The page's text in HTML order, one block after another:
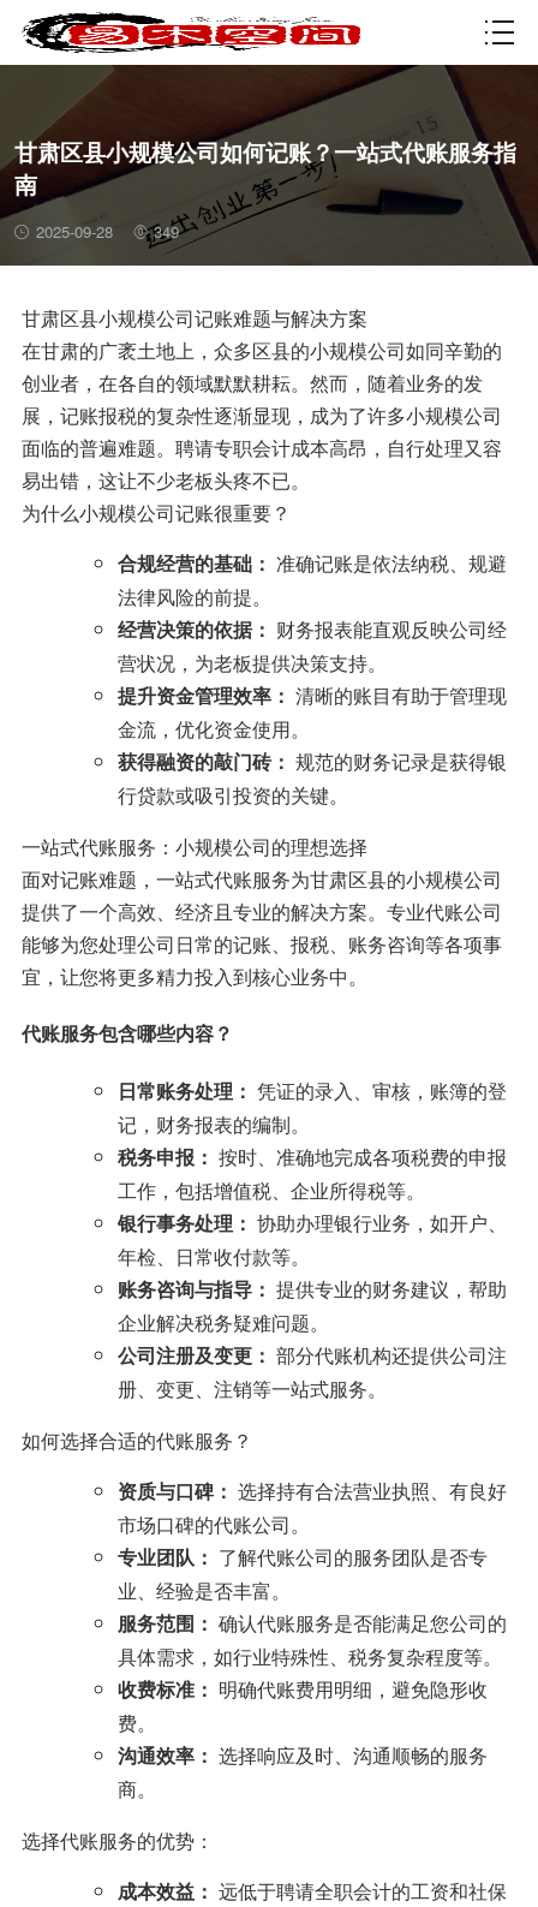
资质许可
甘肃区县小规模公司如何记账？一站式代账服务指
南
2025-09-28 349
甘肃区县小规模公司记账难题与解决方案
在甘肃的广袤土地上，众多区县的小规模公司如同辛勤的
创业者，在各自的领域默默耕耘。然而，随着业务的发
展，记账报税的复杂性逐渐显现，成为了许多小规模公司
面临的普遍难题。聘请专职会计成本高昂，自行处理又容
易出错，这让不少老板头疼不已。
为什么小规模公司记账很重要？
合规经营的基础： 准确记账是依法纳税、规避
法律风险的前提。
经营决策的依据： 财务报表能直观反映公司经
营状况，为老板提供决策支持。
提升资金管理效率： 清晰的账目有助于管理现
金流，优化资金使用。
获得融资的敲门砖： 规范的财务记录是获得银
行贷款或吸引投资的关键。
一站式代账服务：小规模公司的理想选择
面对记账难题，一站式代账服务为甘肃区县的小规模公司
提供了一个高效、经济且专业的解决方案。专业代账公司
能够为您处理公司日常的记账、报税、账务咨询等各项事
宜，让您将更多精力投入到核心业务中。
代账服务包含哪些内容？
日常账务处理： 凭证的录入、审核，账簿的登
记，财务报表的编制。
税务申报： 按时、准确地完成各项税费的申报
工作，包括增值税、企业所得税等。
银行事务处理： 协助办理银行业务，如开户、
年检、日常收付款等。
账务咨询与指导： 提供专业的财务建议，帮助
企业解决税务疑难问题。
公司注册及变更： 部分代账机构还提供公司注
册、变更、注销等一站式服务。
如何选择合适的代账服务？
资质与口碑： 选择持有合法营业执照、有良好
市场口碑的代账公司。
专业团队： 了解代账公司的服务团队是否专
业、经验是否丰富。
服务范围： 确认代账服务是否能满足您公司的
具体需求，如行业特殊性、税务复杂程度等。
收费标准： 明确代账费用明细，避免隐形收
费。
沟通效率： 选择响应及时、沟通顺畅的服务
商。
选择代账服务的优势：
成本效益： 远低于聘请全职会计的工资和社保